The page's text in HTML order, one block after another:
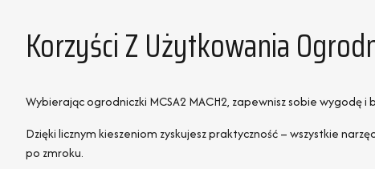
Korzyści Z Użytkowania
Wybierając ogrodniczki MCSA2 MACH2, zapewnisz sobie
Dzięki licznym kieszeniom zyskujesz praktyczność – wszystkie
po zmroku.